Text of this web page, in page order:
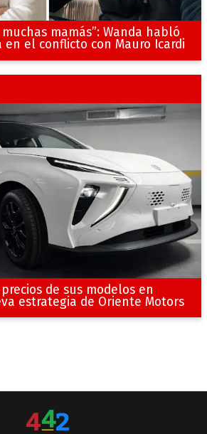
mamás”: Wanda habló
el conflicto con Mauro Icardi
de sus modelos en
estrategia de Oriente Motors